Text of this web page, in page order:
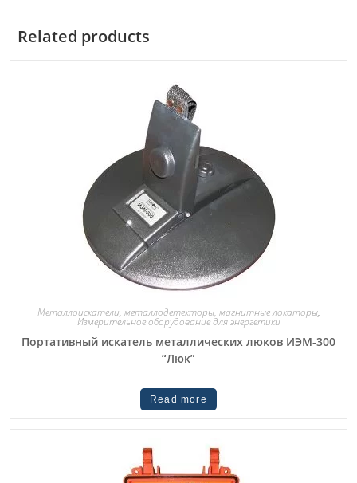
Related products
Металлоискатели, металлодетекторы, магнитные локаторы,
Измерительное оборудование для энергетики
Портативный искатель металлических люков ИЭМ-300
“Люк”
Read more